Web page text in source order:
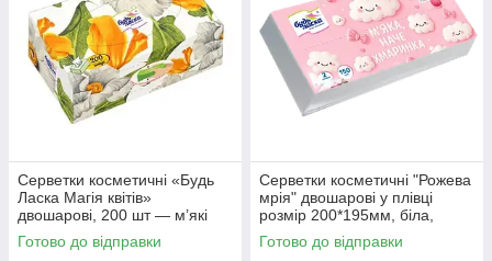
Серветки косметичні «Будь
Ласка Магія квітів»
двошарові, 200 шт — м’які
серветки для дому, офісу та
салонів краси
Готово до відправки
Серветки косметичні "Рожева
мрія" двошарові у плівці
розмір 200*195мм, біла,
двошарова, 150 шт.
Готово до відправки